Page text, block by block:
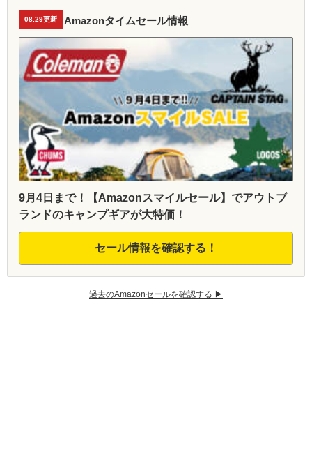
08.29更新 Amazonタイムセール情報
9月4日まで！【Amazonスマイルセール】でアウトブ
ランドのキャンプギアが大特価！
セール情報を確認する！
過去のAmazonセールを確認する ▶︎